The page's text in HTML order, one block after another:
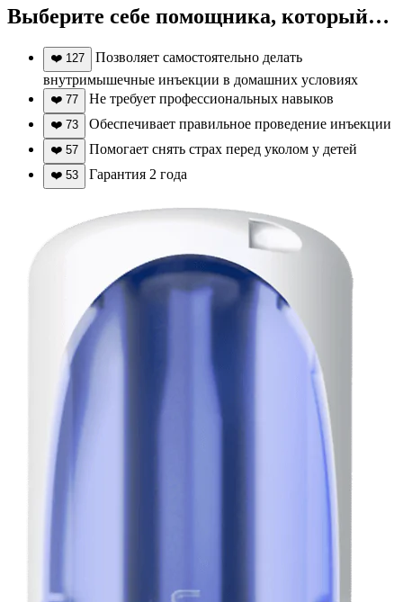
Выберите себе помощника, который…
❤️ 127
Позволяет самостоятельно делать
внутримышечные инъекции в домашних условиях
❤️ 77 Не требует профессиональных навыков
❤️ 73 Обеспечивает правильное проведение инъекции
❤️ 57 Помогает снять страх перед уколом у детей
❤️ 53 Гарантия 2 года